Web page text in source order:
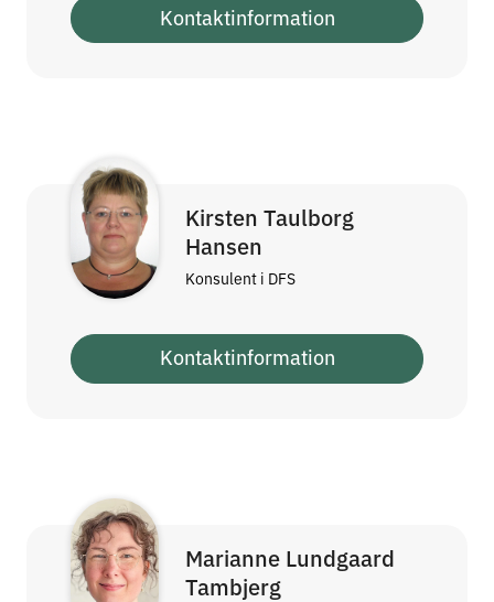
Kontaktinformation
Kirsten Taulborg
Hansen
Konsulent i DFS
Kontaktinformation
Marianne Lundgaard
Tambjerg